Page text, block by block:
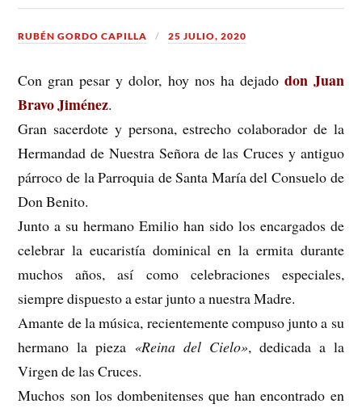
RUBÉN GORDO CAPILLA 25 JULIO, 2020
Con gran pesar y dolor, hoy nos ha dejado don Juan
Bravo Jiménez.
Gran sacerdote y persona, estrecho colaborador de la
Hermandad de Nuestra Señora de las Cruces y antiguo
párroco de la Parroquia de Santa María del Consuelo de
Don Benito.
Junto a su hermano Emilio han sido los encargados de
celebrar la eucaristía dominical en la ermita durante
muchos años, así como celebraciones especiales,
siempre dispuesto a estar junto a nuestra Madre.
Amante de la música, recientemente compuso junto a su
hermano la pieza «Reina del Cielo», dedicada a la
Virgen de las Cruces.
Muchos son los dombenitenses que han encontrado en